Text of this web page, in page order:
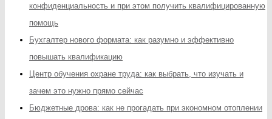
конфиденциальность и при этом получить квалифицированную
помощь
Бухгалтер нового формата: как разумно и эффективно
повышать квалификацию
Центр обучения охране труда: как выбрать, что изучать и
зачем это нужно прямо сейчас
Бюджетные дрова: как не прогадать при экономном отоплении